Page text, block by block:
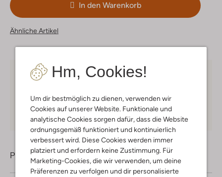
Hm, Cookies!
Um dir bestmöglich zu dienen, verwenden wir
Cookies auf unserer Website. Funktionale und
analytische Cookies sorgen dafür, dass die Website
ordnungsgemäß funktioniert und kontinuierlich
verbessert wird. Diese Cookies werden immer
platziert und erfordern keine Zustimmung. Für
Marketing-Cookies, die wir verwenden, um deine
Präferenzen zu verfolgen und dir personalisierte
In den Warenkorb
Ähnliche Artikel
Kostenloser Versandab € 75 für Club-Omoda
Kauf auf Rechnung 30 TagenRückgaberecht
Produktinformation